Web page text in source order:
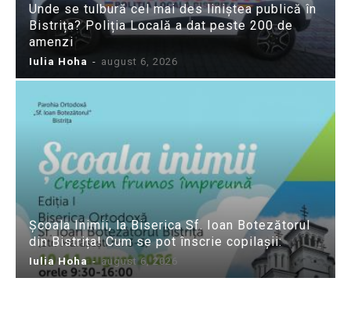
Unde se tulbură cel mai des liniștea publică în
Bistrița? Poliția Locală a dat peste 200 de
amenzi
Iulia Hoha - august 6, 2026
Școala Inimii, la Biserica Sf. Ioan Botezătorul
din Bistrița! Cum se pot înscrie copilașii:
Iulia Hoha - august 6, 2026